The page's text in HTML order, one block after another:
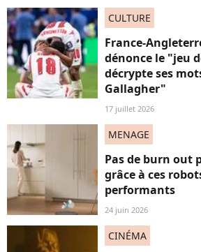
CULTURE
France-
dénonce le "jeu
décrypte ses
Gallagher"
17 juillet 2026
MENAGE
Pas de burn out
grâce à ces
performants
24 juin 2026
CINÉMA